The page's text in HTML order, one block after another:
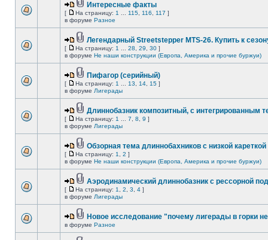
Интересные факты
[ На страницу: 1 115 116 117 ]
в форуме Разное
Легендарный Streetstepper MTS-26. Купить к
[ На страницу: 1 28 29 30 ]
в форуме Не наши конструкции (Европа, Америка и прочие буржуи)
Пифагор (серийный)
[ На страницу: 1 13 14 15 ]
в форуме Лигерады
Длиннобазник композитный, с интегрированным
[ На страницу: 1 7 8 9 ]
в форуме Лигерады
Обзорная тема длиннобахников с низкой кареткой
[ На страницу: 1 2 ]
в форуме Не наши конструкции (Европа, Америка и прочие буржуи)
Аэродинамический длиннобазник с рессорной
[ На страницу: 1 2 3 4 ]
в форуме Лигерады
Новое исследование "почему лигерады в горки
в форуме Разное